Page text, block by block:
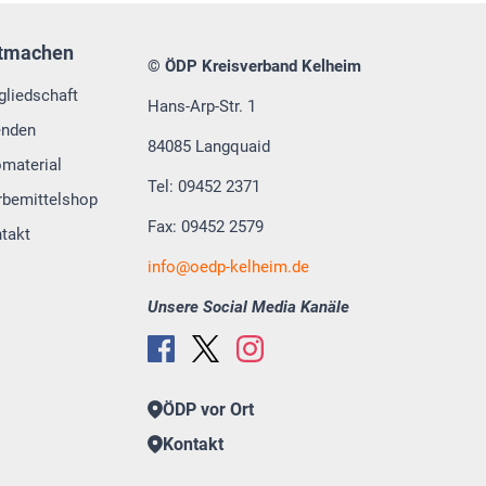
© ÖDP Kreisverband Kelheim
Hans-Arp-Str. 1
84085 Langquaid
Tel: 09452 2371
Fax: 09452 2579
info oedp-kelheim.de
Unsere Social Media Kanäle
ÖDP vor Ort
Kontakt